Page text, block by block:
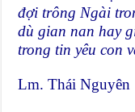
đợi trông Ngài
dù gian nan hay
trong tin yêu con
Lm. Thái Nguyên